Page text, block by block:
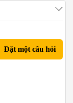
Đặt một câu hỏi